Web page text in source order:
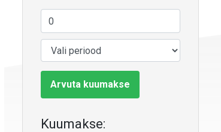
Arvuta kuumakse
Kuumakse: